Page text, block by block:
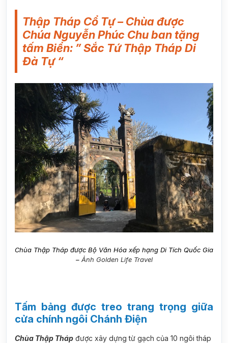
Thập Tháp Cổ Tự – Chùa được
Chúa Nguyễn Phúc Chu ban tặng
tấm Biển: ” Sắc Tứ Thập Tháp Di
Đà Tự “
Chùa Thập Tháp được Bộ Văn Hóa xếp hạng Di Tích Quốc Gia
–Ảnh Golden Life Travel
Tấm bảng được treo trang trọng giữa
cửa chính ngôi Chánh Điện
Chùa Thập Tháp được xây dựng từ gạch của 10 ngôi tháp